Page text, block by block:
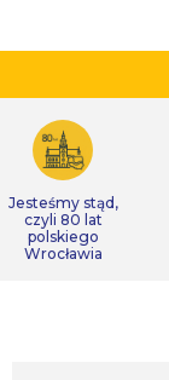
Jesteśmy stąd,
czyli 80 lat
polskiego
Wrocławia